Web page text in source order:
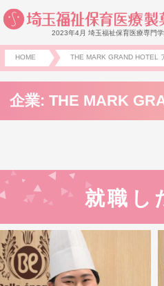
2023年4月 埼玉福祉保育医療専門
HOME THE MARK GRAND HOTEL
企業:THE MARK
就職し